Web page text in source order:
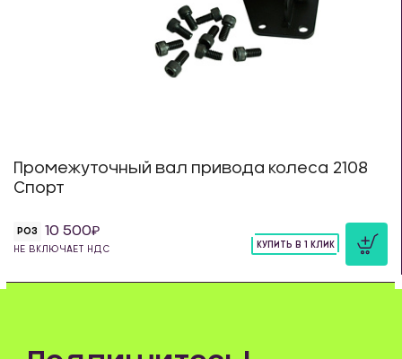
Промежуточный вал привода колеса 2108
Спорт
РОЗ 10 500
НЕ ВКЛЮЧАЕТ НДС
КУПИТЬ В 1 КЛИК